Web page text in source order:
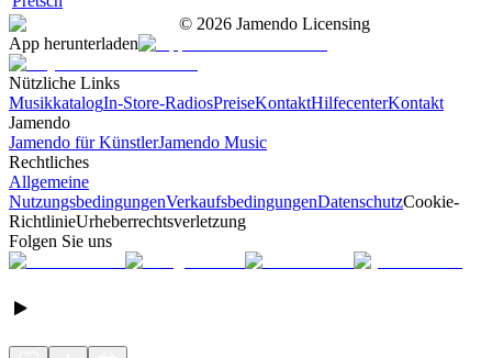
© 2026 Jamendo Licensing
App herunterladen
Nützliche Links
MusikkatalogIn-Store-RadiosPreiseKontaktHilfecenterKontakt
Jamendo
Jamendo für KünstlerJamendo Music
Rechtliches
Allgemeine
NutzungsbedingungenVerkaufsbedingungenDatenschutzCookie-
RichtlinieUrheberrechtsverletzung
Folgen Sie uns